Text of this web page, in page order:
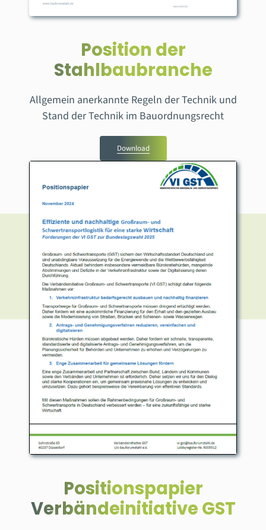
Position der
Stahlbaubranche
Allgemein anerkannte Regeln der Technik und
Stand der Technik im Bauordnungsrecht
Download
Positionspapier
Verbändeinitiative GST